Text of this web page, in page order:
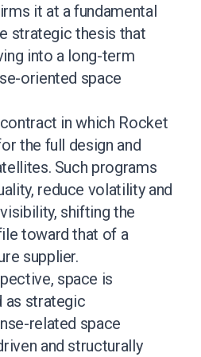
it at a fundamental
strategic thesis that
into a long-term
oriented space
in which Rocket
the full design and
Such programs
reduce volatility and
shifting the
toward that of a
supplier.
space is
as strategic
related space
and structurally